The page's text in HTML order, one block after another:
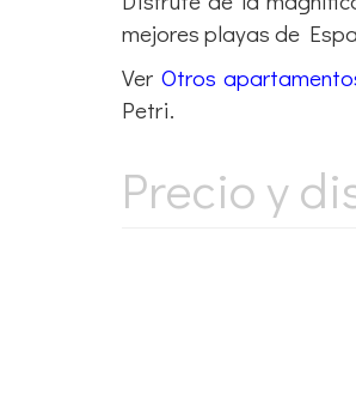
mejores playas de
Ver Otros
Petri.
Precio y